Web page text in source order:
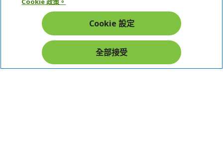
在社群上追蹤 Acer
Cookie 設定
全部接受